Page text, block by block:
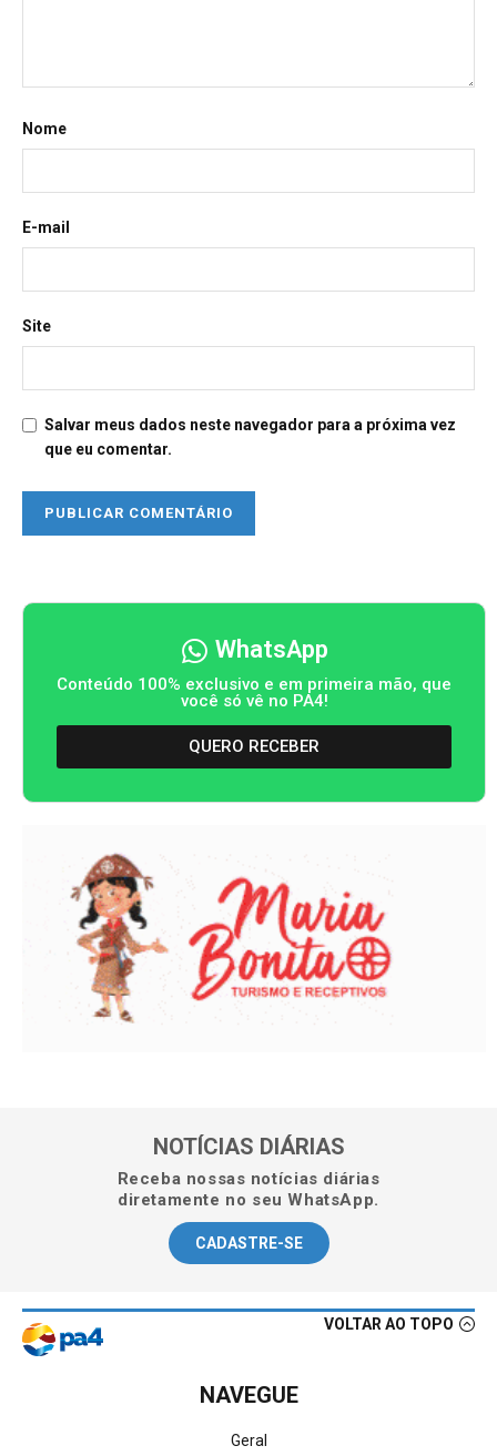
Nome
E-mail
Site
Salvar meus dados neste navegador para a próxima vez
que eu comentar.
WhatsApp
Conteúdo 100% exclusivo e em primeira mão, que
você só vê no PA4!
QUERO RECEBER
NOTÍCIAS DIÁRIAS
Receba nossas notícias diárias
diretamente no seu WhatsApp.
CADASTRE-SE
VOLTAR AO TOPO
NAVEGUE
Geral